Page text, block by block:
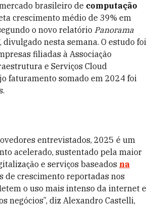
brasileiro de computação
crescimento médio de 39% em
o novo relatório Panorama
, divulgado nesta semana. O estudo foi
filiadas à Associação
e Serviços Cloud
faturamento somado em 2024 foi
entrevistados, 2025 é um
acelerado, sustentado pela maior
e serviços baseados na
de crescimento reportadas nos
o uso mais intenso da internet e
negócios”, diz Alexandro Castelli,